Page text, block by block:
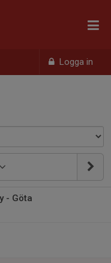
Logga in
- Göta